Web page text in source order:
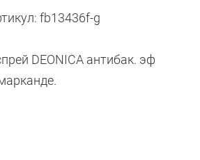
fb13436f-g
DEONICA антибак. эф